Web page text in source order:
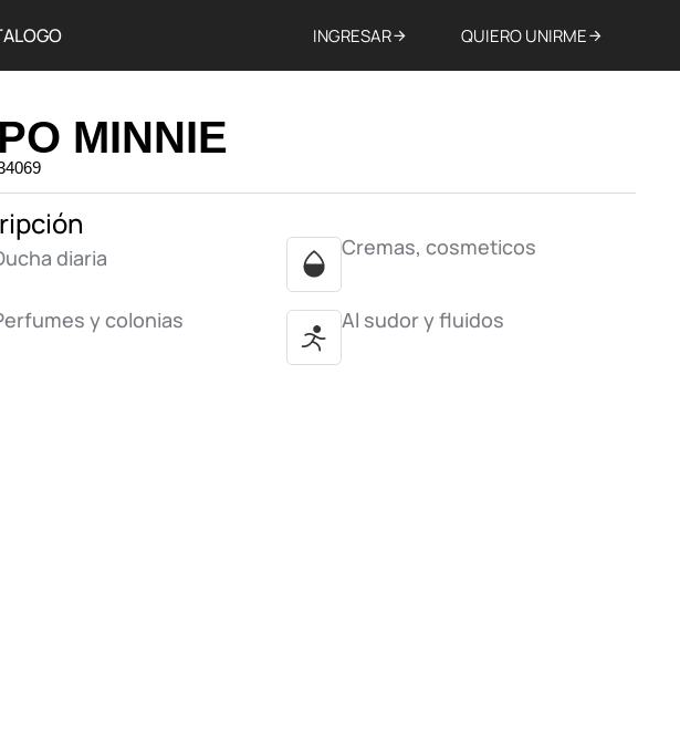
INGRESAR QUIERO UNIRME
MINNIE
diaria Cremas, cosmeticos
y colonias Al sudor y fluidos